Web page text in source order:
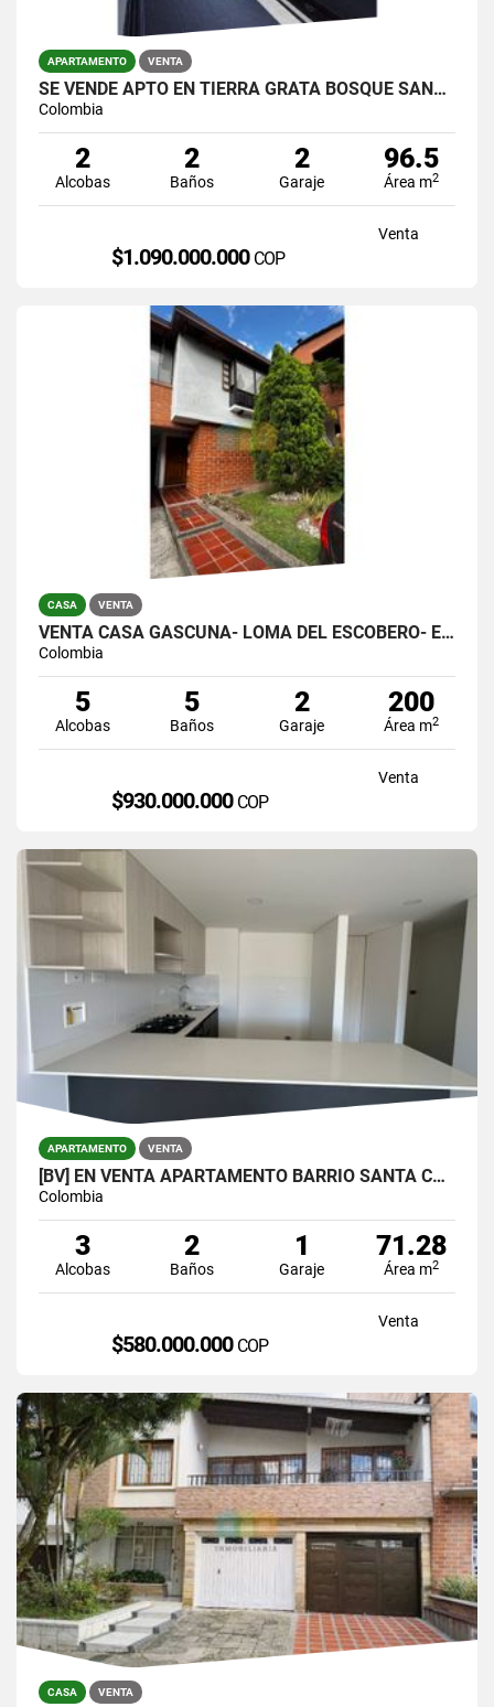
APARTAMENTO VENTA
SE VENDE APTO EN TIERRA GRATA BOSQUE SANTO VISTA A LA CIUDAD
Colombia
2
Alcobas
2
Baños
2
Garaje
96.5
Área m2
Venta
$1.090.000.000 COP
CASA VENTA
VENTA CASA GASCUÑA- LOMA DEL ESCOBERO- ENVIGADO
Colombia
5
Alcobas
5
Baños
2
Garaje
200
Área m2
Venta
$930.000.000 COP
APARTAMENTO VENTA
[BV] EN VENTA APARTAMENTO BARRIO SANTA CATALINA, SURAMÉRICA, ITAGÜÍ
Colombia
3
Alcobas
2
Baños
1
Garaje
71.28
Área m2
Venta
$580.000.000 COP
CASA VENTA